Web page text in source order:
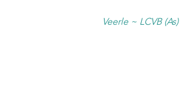
Veerle ~ LCVB (As)